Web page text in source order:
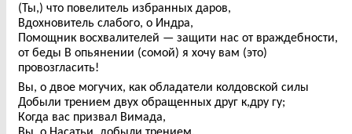
(Ты,) что повелитель избранных даров,
Вдохновитель слабого, о Индра,
Помощник восхвалителей — защити нас от враждебности,
от беды В опьянении (сомой) я хочу вам (это)
провозгласить!
Вы, о двое могучих, как обладатели колдовской силы
Добыли трением двух обращенных друг к,дру гу;
Когда вас призвал Вимада,